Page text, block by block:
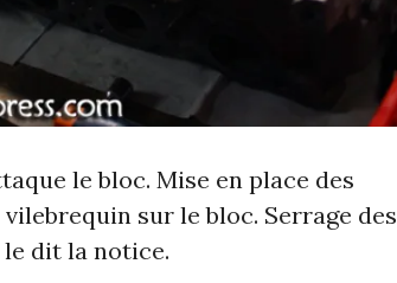
le bloc. Mise en place des
sur le bloc. Serrage des
le dit la notice.